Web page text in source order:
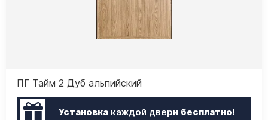
ПГ Тайм 2 Дуб альпийский
Установкакаждой двери бесплатно!